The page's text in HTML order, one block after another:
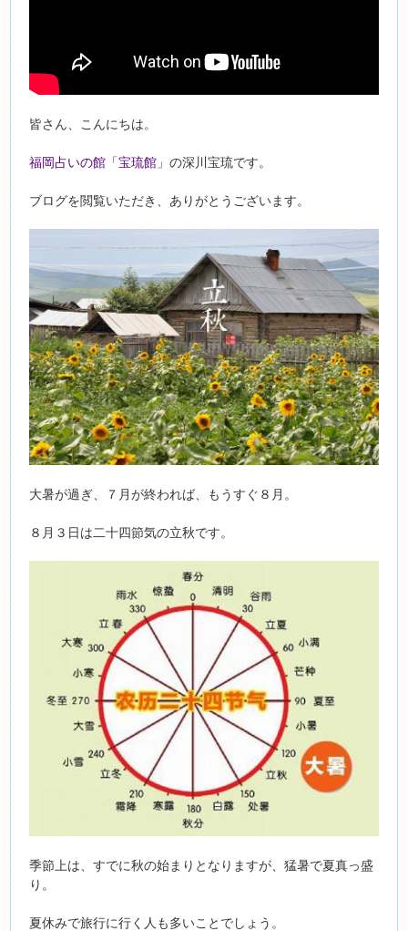
皆さん、こんにちは。
福岡占いの館「宝琉館」の深川宝琉です。
ブログを閲覧いただき、ありがとうございます。
大暑が過ぎ、７月が終われば、もうすぐ８月。
８月３日は二十四節気の立秋です。
季節上は、すでに秋の始まりとなりますが、猛暑で夏真っ盛
り。
夏休みで旅行に行く人も多いことでしょう。